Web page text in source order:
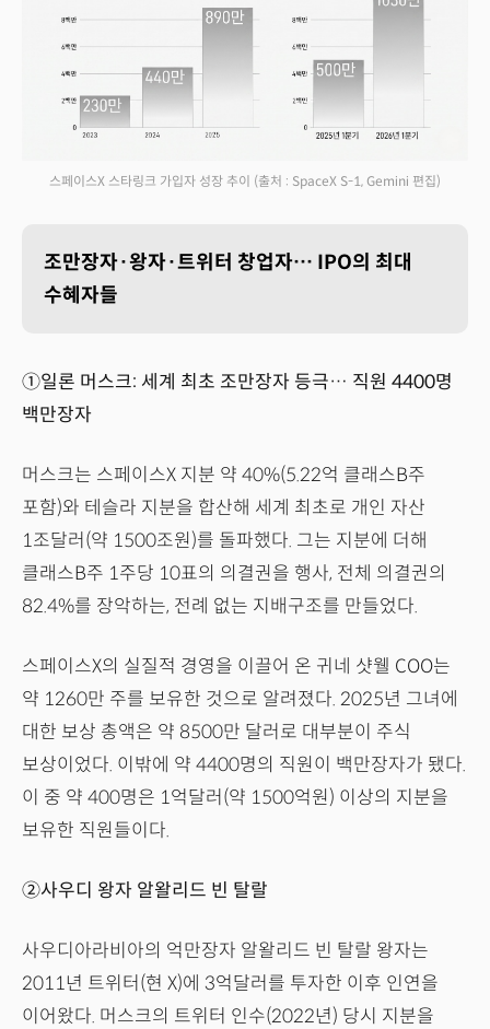
스페이스X 스타링크 가입자 성장 추이 (출처 : SpaceX S-1, Gemini 편집)
조만장자·왕자·트위터 창업자… IPO의 최대
수혜자들
①일론 머스크: 세계 최초 조만장자 등극… 직원 4400명
백만장자
머스크는 스페이스X 지분 약 40%(5.22억 클래스B주
포함)와 테슬라 지분을 합산해 세계 최초로 개인 자산
1조달러(약 1500조원)를 돌파했다. 그는 지분에 더해
클래스B주 1주당 10표의 의결권을 행사, 전체 의결권의
82.4%를 장악하는, 전례 없는 지배구조를 만들었다.
스페이스X의 실질적 경영을 이끌어 온 귀네 샷웰 COO는
약 1260만 주를 보유한 것으로 알려졌다. 2025년 그녀에
대한 보상 총액은 약 8500만 달러로 대부분이 주식
보상이었다. 이밖에 약 4400명의 직원이 백만장자가 됐다.
이 중 약 400명은 1억달러(약 1500억원) 이상의 지분을
보유한 직원들이다.
②사우디 왕자 알왈리드 빈 탈랄
사우디아라비아의 억만장자 알왈리드 빈 탈랄 왕자는
2011년 트위터(현 X)에 3억달러를 투자한 이후 인연을
이어왔다. 머스크의 트위터 인수(2022년) 당시 지분을